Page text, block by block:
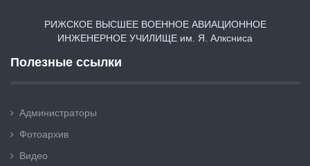
РИЖСКОЕ ВЫСШЕЕ ВОЕННОЕ АВИАЦИОННОЕ
ИНЖЕНЕРНОЕ УЧИЛИЩЕ им. Я. Алксниса
Полезные ссылки
Администраторы
Фотоархив
Видео